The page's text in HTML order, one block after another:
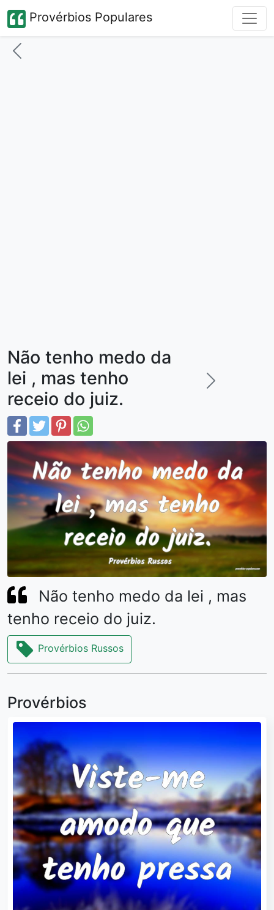
Provérbios Populares
Não tenho medo da
lei , mas tenho
receio do juiz.
Não tenho medo da lei , mas
tenho receio do juiz.
Provérbios Russos
Provérbios